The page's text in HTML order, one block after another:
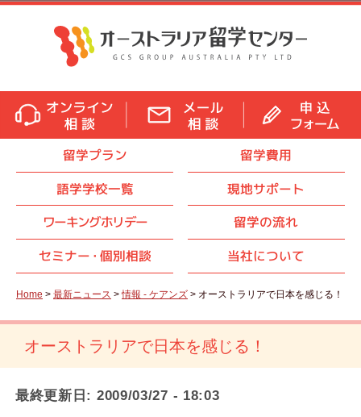
留学プラン
留学費用
語学学校一覧
現地サポート
ワーキングホリデー
留学の流れ
セミナー・ 個別相談 当社について
Home > 最新ニュース >情報 - ケアンズ > オーストラリアで日本を感じる！
オーストラリアで日本を感じる！
最終更新日: 2009/03/27 - 18:03